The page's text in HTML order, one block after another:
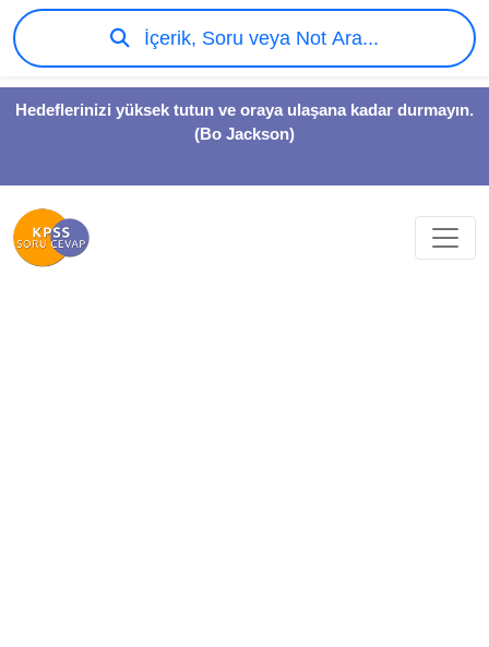
Hedeflerinizi yüksek tutun ve oraya ulaşana kadar durmayın.
(Bo Jackson)
İçerik, Soru veya Not Ara...